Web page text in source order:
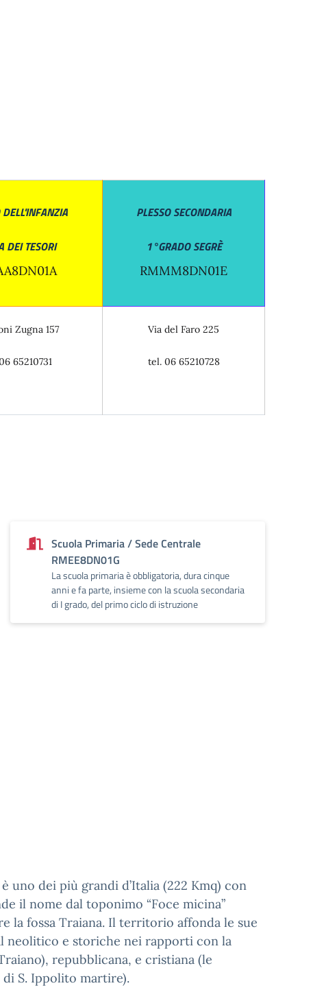
DELL'INFANZIA
DEI TESORI
PLESSO SECONDARIA
1°GRADOSEGRÈ
RMMM8DN01E
Zugna 157
65210731
Via del Faro 225
tel. 06 65210728
Scuola Primaria / Sede Centrale
RMEE8DN01G
La scuola primaria è obbligatoria, dura cinque
anni e fa parte, insieme con la scuola secondaria
di I grado, del primo ciclo di istruzione
uno dei più grandi d’Italia (222 Kmq) con
il nome dal toponimo “Foce micina”
la fossa Traiana. Il territorio affonda le sue
e storiche nei rapporti con la
repubblicana, e cristiana (le
S. Ippolito martire).